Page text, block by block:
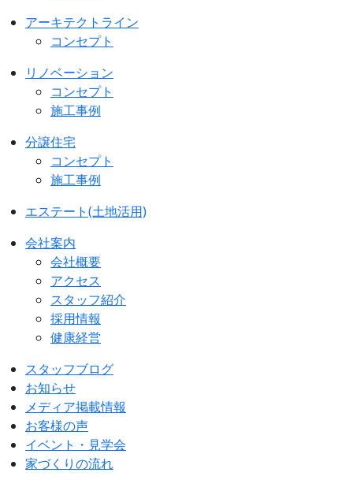
アーキテクトライン
コンセプト
リノベーション
コンセプト
施工事例
分譲住宅
コンセプト
施工事例
エステート(土地活用)
会社案内
会社概要
アクセス
スタッフ紹介
採用情報
健康経営
スタッフブログ
お知らせ
メディア掲載情報
お客様の声
イベント・見学会
家づくりの流れ